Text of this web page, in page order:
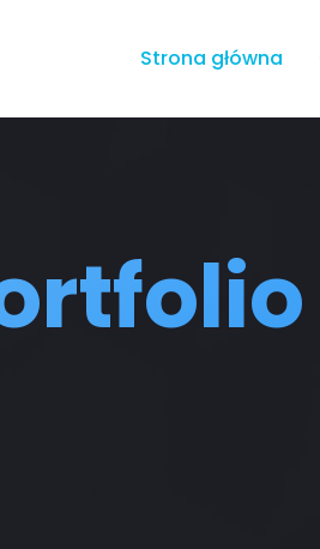
Strona główna